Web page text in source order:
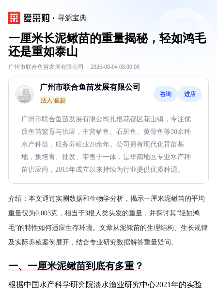
寻源宝典
一厘米长泥鳅苗的重量揭秘，轻如鸿毛
还是重如泰山
广州市联合鱼苗发展有限公司 · 2026-08-04 08:00:00
广州市联合鱼苗发展有限公司
法人:崔起
咨询 进店
广州市联合鱼苗发展有限公司扎根花都区花山镇，专注优
质鱼苗繁育与供应，主营鲈鱼、石斑鱼、黄骨鱼等30余种
水产种苗，服务养殖业20余年。公司拥有现代化育苗基
地，集培育、批发、零售于一体，是华南地区专业水产种
苗供应商，2018年成立以来持续为行业提供优质种源。
介绍： 本文通过实测数据和生物学分析，揭示一厘米泥鳅苗的平均
重量仅为0.003克，相当于3根人类头发的重量，并探讨其“轻如鸿
毛”的特性如何适应生存环境。文章从泥鳅苗的生理结构、生长规律
及实际养殖案例展开，结合专业研究数据解答重量疑问。
一、一厘米泥鳅苗到底有多重？
根据中国水产科学研究院淡水渔业研究中心2021年的实验